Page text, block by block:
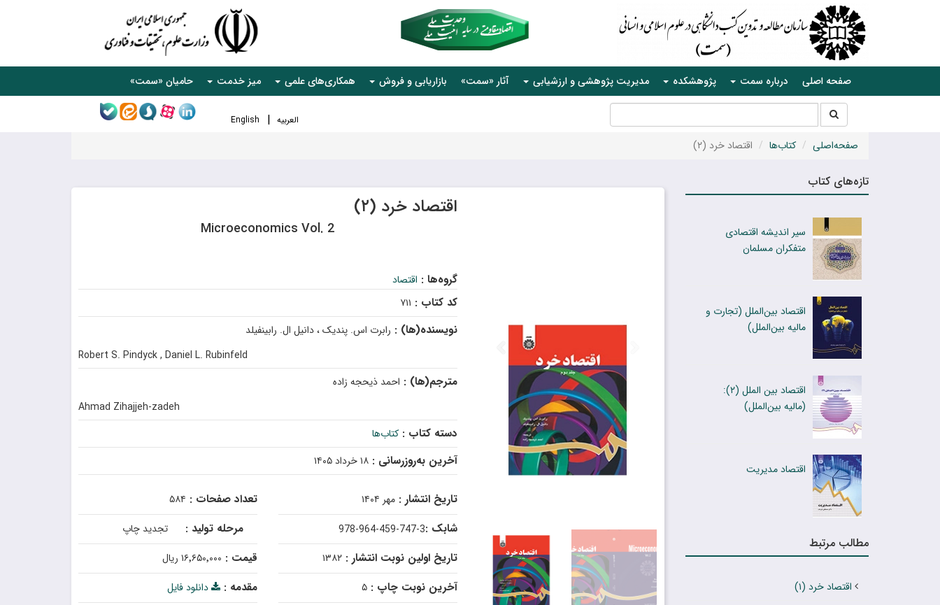
صفحه اصلی درباره سمت پژوهشکده مدیریت پژوهشی و ارزشیابی آثار «سمت» بازاریابی و فروش همکاری‌های علمی میز خدمت حامیان «سمت»
العربیه English جستجو
در
سایتصفحه‌اصلی کتاب‌ها اقتصاد خرد‍ (۲)
اقتصاد خرد‍ (۲)
Microeconomics Vol. 2
گروه‌ها : اقتصاد
کد کتاب : ۷۱۱
نویسنده(ها) : رابرت اس. پندیک ، دانیل ال. رابینفیلد
Robert S. Pindyck , Daniel L. Rubinfeld
مترجم(ها) : احمد ذیحجه زاده
Ahmad Zihajjeh-zadeh
دسته کتاب :کتاب‌ها
آخرین به‌روزرسانی :۱۸ خرداد ۱۴۰۵
تاریخ انتشار :مهر ۱۴۰۴
شابک :978-964-459-747-3
تاریخ اولین نوبت انتشار :۱۳۸۲
آخرین نوبت چاپ :۵
تعداد صفحات : ۵۸۴
مرحله تولید : تجدید چاپ
قیمت : ۱۶٬۶۵۰٬۰۰۰ ریال
مقدمه : دانلود فایل
تازه‌های کتاب
سیر اندیشه اقتصادی
متفکران مسلمان
اقتصاد بین‌الملل (تجارت و
مالیه بین‌الملل)
اقتصاد بین الملل (۲):
(مالیه بین‌الملل)
اقتصاد مدیریت
مطالب مرتبط
اقتصاد خرد‍ (۱)